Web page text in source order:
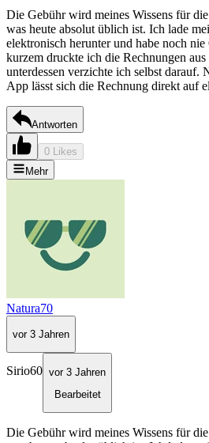
Die Gebühr wird meines Wissens für
was heute absolut üblich ist. Ich lade
elektronisch herunter und habe noch
kurzem druckte ich die Rechnungen aus
unterdessen verzichte ich selbst darauf.
App lässt sich die Rechnung direkt auf
Antworten
0 Likes
Mehr
Natura70
vor 3 Jahren
Sirio60 vor 3 Jahren
Bearbeitet
Die Gebühr wird meines Wissens für